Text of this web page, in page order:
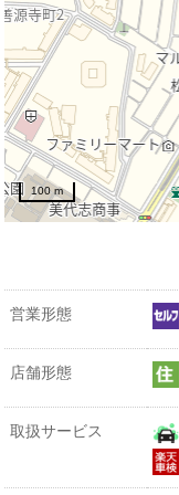
100 m
営業形態
店舗形態
取扱サービス